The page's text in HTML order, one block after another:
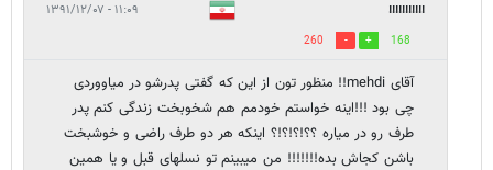
!!!!!!!!!!! ۱۱:۰۹ - ۱۳۹۱/۱۲/۰۷
168
260
آقای mehdi!! منظور تون از این که گفتی پدرشو در میاووردی
چی بود !!!اینه خواستم خودمم هم شخوبخت زندگی کنم پدر
طرف رو در میاره ؟؟!؟!؟!؟ اینکه هر دو طرف راضی و خوشبخت
باشن کجاش بده!!!!!!! من میبینم تو نسلهای قبل و یا همین